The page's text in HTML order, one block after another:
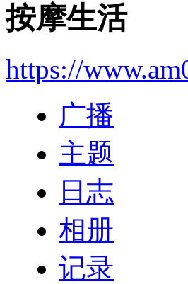
按摩生活
https://
广播
主题
日志
相册
记录